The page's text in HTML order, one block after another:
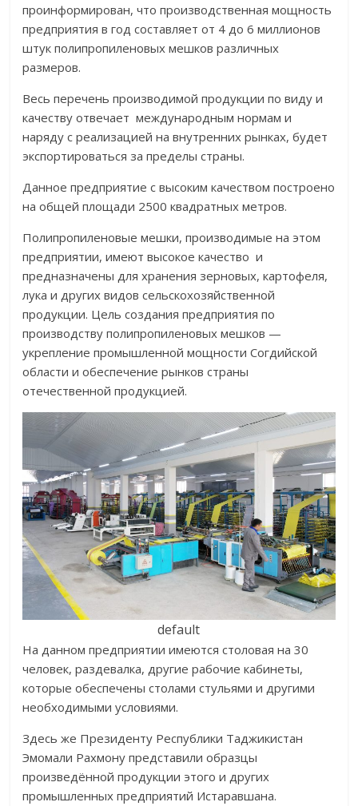
проинформирован, что производственная мощность
предприятия в год составляет от 4 до 6 миллионов
штук полипропиленовых мешков различных
размеров.
Весь перечень производимой продукции по виду и
качеству отвечает международным нормам и
наряду с реализацией на внутренних рынках, будет
экспортироваться за пределы страны.
Данное предприятие с высоким качеством построено
на общей площади 2500 квадратных метров.
Полипропиленовые мешки, производимые на этом
предприятии, имеют высокое качество и
предназначены для хранения зерновых, картофеля,
лука и других видов сельскохозяйственной
продукции. Цель создания предприятия по
производству полипропиленовых мешков —
укрепление промышленной мощности Согдийской
области и обеспечение рынков страны
отечественной продукцией.
default
На данном предприятии имеются столовая на 30
человек, раздевалка, другие рабочие кабинеты,
которые обеспечены столами стульями и другими
необходимыми условиями.
Здесь же Президенту Республики Таджикистан
Эмомали Рахмону представили образцы
произведённой продукции этого и других
промышленных предприятий Истаравшана.